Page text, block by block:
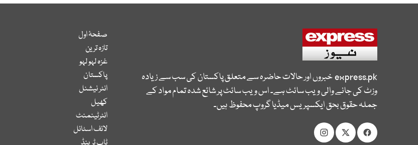
express.pkخبروں اور حالات حاضرہ سے متعلق پاکستان کی سب سے زیادہ
وزٹ کی جانے والی ویب سائٹ ہے۔ اس ویب سائٹ پر شائع شدہ تمام مواد کے
جملہ حقوق بحق ایکسپریس میڈیا گروپ محفوظ ہیں۔
صفحۂ اول
تازہ ترین
غزہ لہو لہو
پاکستان
انٹر نیشنل
کھیل
انٹرٹینمنٹ
لائف اسٹائل